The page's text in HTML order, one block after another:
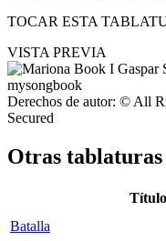
TOCAR ESTA
VISTA PREVIA
Derechos de autor: © All
Secured
Otras tablaturas
Título
Batalla